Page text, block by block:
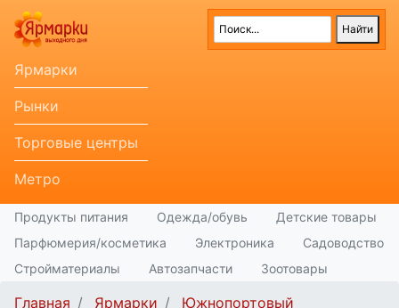
Ярмарки
Рынки
Торговые центры
Метро
Продукты питания Одежда/обувь
Детские товары
Парфюмерия/косметика
Электроника
Садоводство
Стройматериалы
Автозапчасти Зоотовары
Главная Ярмарки
Южнопортовый